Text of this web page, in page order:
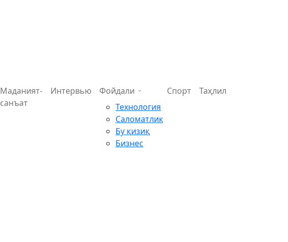
Маданият-
санъат
Интервью
Фойдали
Технология
Саломатлик
Бу қизиқ
Бизнес
Спорт Таҳлил